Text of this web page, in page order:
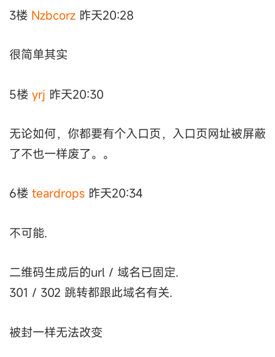
3楼 Nzbcorz 昨天20:28
很简单其实
5楼 yrj 昨天20:30
无论如何，你都要有个入口页，入口页网址被屏蔽
了不也一样废了。。
6楼 teardrops 昨天20:34
不可能.
二维码生成后的url / 域名已固定.
301 / 302 跳转都跟此域名有关.
被封一样无法改变